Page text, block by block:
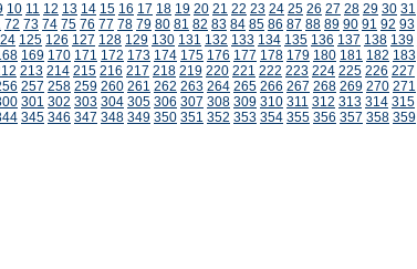
10 11 12 13 14 15 16 17 18 19 20 21 22 23 24 25 26 27 28 29 30 31
72 73 74 75 76 77 78 79 80 81 82 83 84 85 86 87 88 89 90 91 92 93
125 126 127 128 129 130 131 132 133 134 135 136 137 138 139
169 170 171 172 173 174 175 176 177 178 179 180 181 182 183
213 214 215 216 217 218 219 220 221 222 223 224 225 226 227
257 258 259 260 261 262 263 264 265 266 267 268 269 270 271
301 302 303 304 305 306 307 308 309 310 311 312 313 314 315
345 346 347 348 349 350 351 352 353 354 355 356 357 358 359